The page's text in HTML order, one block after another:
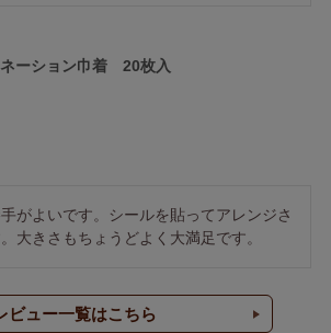
ネーション巾着 20枚入
がよいです。シールを貼ってアレンジさ
大きさもちょうどよく大満足です。
ビュー一覧はこちら